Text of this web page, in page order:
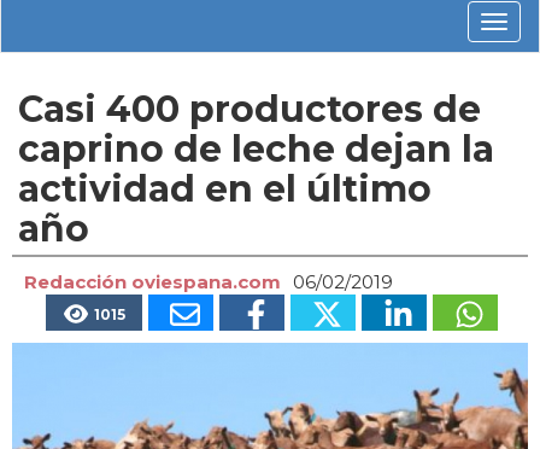
Casi 400 productores de
caprino de leche dejan la
actividad en el último
año
Redacción oviespana.com 06/02/2019
1015